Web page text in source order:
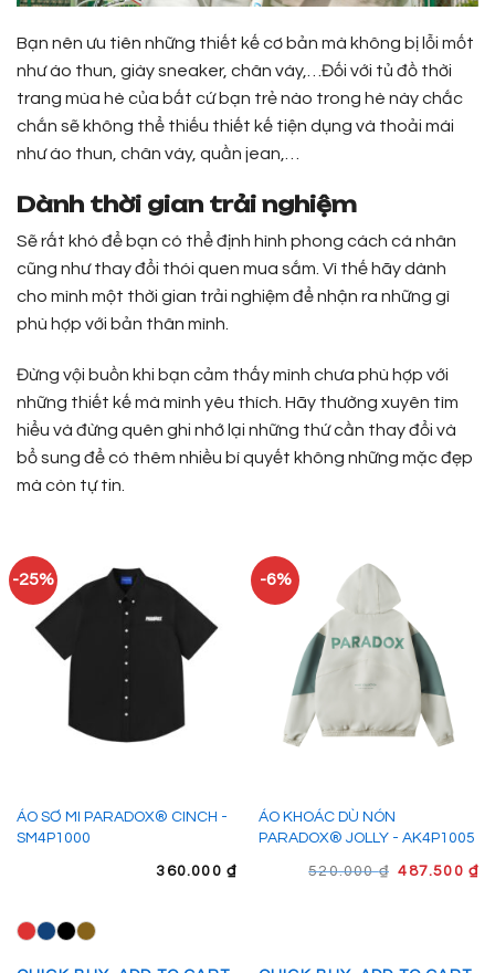
Bạn nên ưu tiên những thiết kế cơ bản mà không bị lỗi mốt
như áo thun, giày sneaker, chân váy,…Đối với tủ đồ thời
trang mùa hè của bất cứ bạn trẻ nào trong hè này chắc
chắn sẽ không thể thiếu thiết kế tiện dụng và thoải mái
như áo thun, chân váy, quần jean,…
Dành thời gian trải nghiệm
Sẽ rất khó để bạn có thể định hình phong cách cá nhân
cũng như thay đổi thói quen mua sắm. Vì thế hãy dành
cho mình một thời gian trải nghiệm để nhận ra những gì
phù hợp với bản thân mình.
Đừng vội buồn khi bạn cảm thấy mình chưa phù hợp với
những thiết kế mà mình yêu thích. Hãy thường xuyên tìm
hiểu và đừng quên ghi nhớ lại những thứ cần thay đổi và
bổ sung để có thêm nhiều bí quyết không những mặc đẹp
mà còn tự tin.
-25%
ÁO SƠ MI PARADOX® CINCH -
SM4P1000
360.000 ₫
-6%
ÁO KHOÁC DÙ NÓN
PARADOX® JOLLY - AK4P1005
520.000₫ GIÁ
487.500 ₫